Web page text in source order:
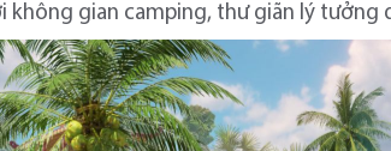
không gian camping, thư giãn lý tưởng